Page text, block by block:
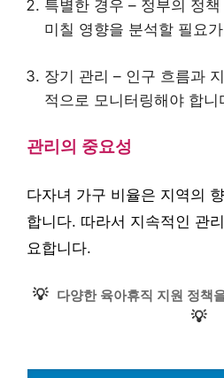
특별한 경우 – 정부의 정책
미칠 영향을 분석할 필요
장기 관리 – 인구 흐름과
적으로 모니터링해야 합니
관리의 중요성
다자녀 가구 비율은 지역의
합니다. 따라서 지속적인 관
요합니다.
💡 다양한 육아휴직 지원 정책
💡